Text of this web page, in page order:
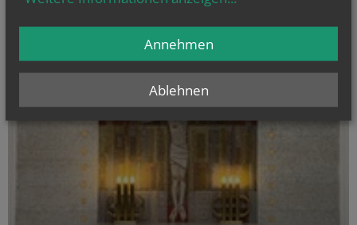
Ablehnen
Annehmen